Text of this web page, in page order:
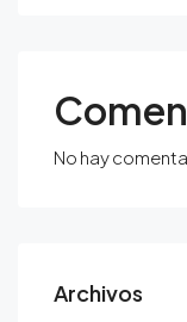
No hay
Archivos